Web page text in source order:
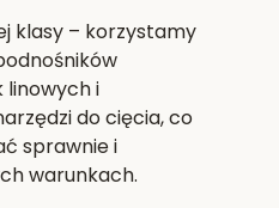
klasy– korzystamy
linowych i
do cięcia, co
sprawnie i
warunkach.